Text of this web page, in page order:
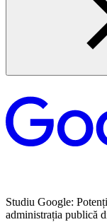
Studiu Google:
administrația publică